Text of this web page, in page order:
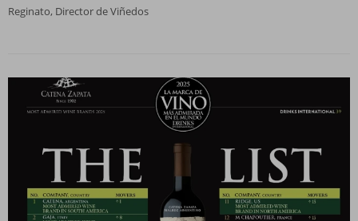
Reginato, Director de Viñedos